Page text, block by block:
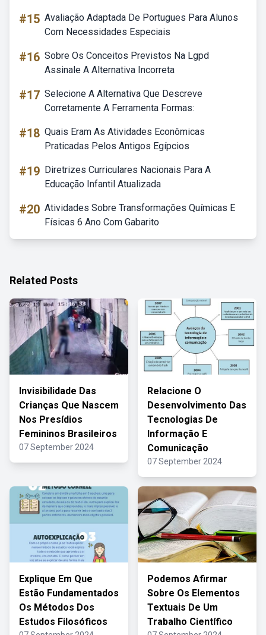
#15 Avaliação Adaptada De Portugues Para Alunos
Com Necessidades Especiais
#16 Sobre Os Conceitos Previstos Na Lgpd
Assinale A Alternativa Incorreta
#17 Selecione A Alternativa Que Descreve
Corretamente A Ferramenta Formas:
#18 Quais Eram As Atividades Econômicas
Praticadas Pelos Antigos Egípcios
#19 Diretrizes Curriculares Nacionais Para A
Educação Infantil Atualizada
#20 Atividades Sobre Transformações Químicas E
Físicas 6 Ano Com Gabarito
Related Posts
Invisibilidade Das
Crianças Que Nascem
Nos Presídios
Femininos Brasileiros
07 September 2024
Relacione O
Desenvolvimento Das
Tecnologias De
Informação E
Comunicação
07 September 2024
Explique Em Que
Estão Fundamentados
Os Métodos Dos
Estudos Filosóficos
Podemos Afirmar
Sobre Os Elementos
Textuais De Um
Trabalho Científico